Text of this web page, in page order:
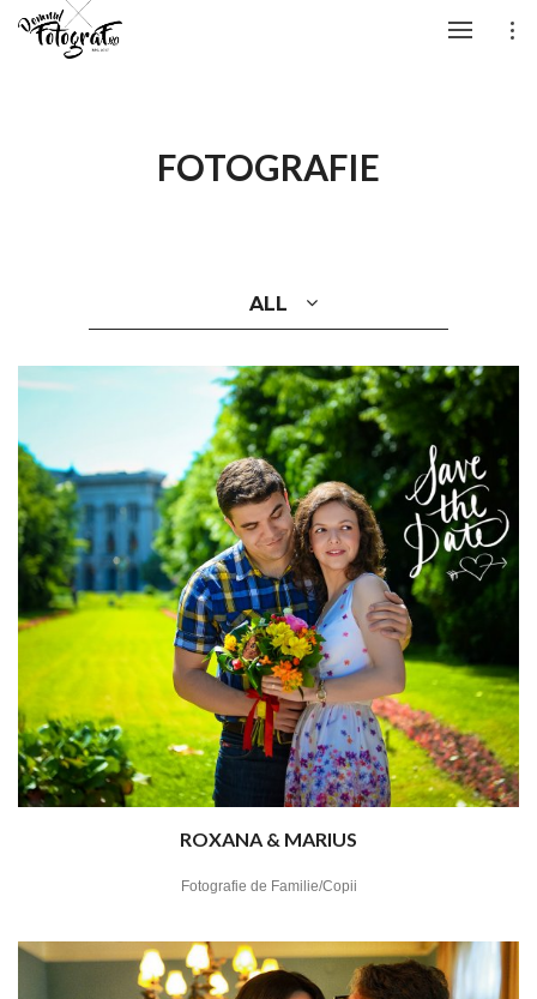
FOTOGRAFIE
ALL
ROXANA & MARIUS
Fotografie de Familie/Copii